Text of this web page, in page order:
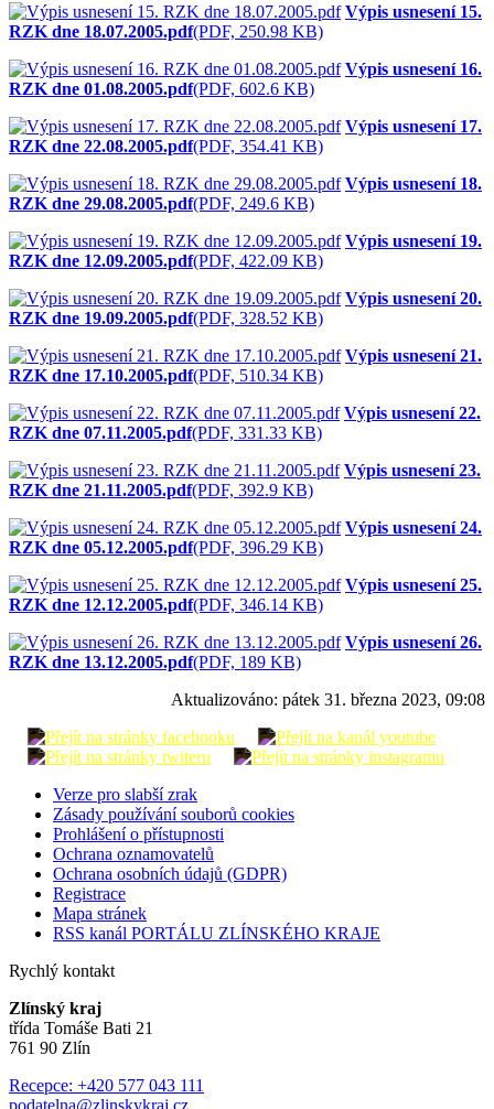
Výpis usnesení 15.
RZK dne 18.07.2005.pdf(PDF, 250.98 KB)
Výpis usnesení 16.
RZK dne 01.08.2005.pdf(PDF, 602.6 KB)
Výpis usnesení 17.
RZK dne 22.08.2005.pdf(PDF, 354.41 KB)
Výpis usnesení 18.
RZK dne 29.08.2005.pdf(PDF, 249.6 KB)
Výpis usnesení 19.
RZK dne 12.09.2005.pdf(PDF, 422.09 KB)
Výpis usnesení 20.
RZK dne 19.09.2005.pdf(PDF, 328.52 KB)
Výpis usnesení 21.
RZK dne 17.10.2005.pdf(PDF, 510.34 KB)
Výpis usnesení 22.
RZK dne 07.11.2005.pdf(PDF, 331.33 KB)
Výpis usnesení 23.
RZK dne 21.11.2005.pdf(PDF, 392.9 KB)
Výpis usnesení 24.
RZK dne 05.12.2005.pdf(PDF, 396.29 KB)
Výpis usnesení 25.
RZK dne 12.12.2005.pdf(PDF, 346.14 KB)
Výpis usnesení 26.
RZK dne 13.12.2005.pdf(PDF, 189 KB)
Aktualizováno: pátek 31. března 2023, 09:08
Verze pro slabší zrak
Zásady používání souborů cookies
Prohlášení o přístupnosti
Ochrana oznamovatelů
Ochrana osobních údajů (GDPR)
Registrace
Mapa stránek
RSS kanál PORTÁLU ZLÍNSKÉHO KRAJE
Rychlý kontakt
Zlínský kraj
třída Tomáše Bati 21
761 90 Zlín
Recepce: +420 577 043 111
podatelna@zlinskykraj.cz